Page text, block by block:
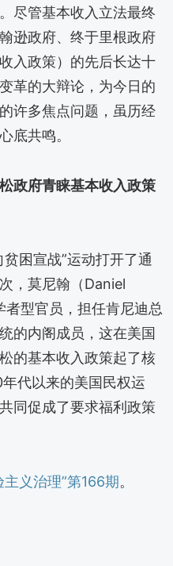
尽管基本收入立法最终
逊政府、终于里根政府
入政策）的先后长达十
革的大辩论，为今日的
许多焦点问题，虽历经
底共鸣。
政府青睐基本收入政策
困宣战”运动打开了通
，莫尼翰（Daniel
型官员，担任肯尼迪总
的内阁成员，这在美国
的基本收入政策起了核
代以来的美国民权运
同促成了要求福利政策
义治理”第166期。